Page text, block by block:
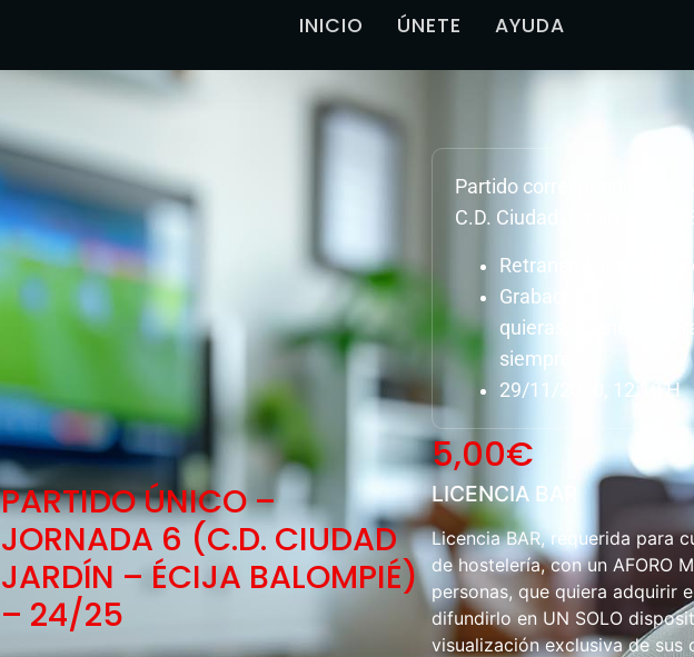
INICIO ÚNETE AYUDA
PARTIDO ÚNICO –
JORNADA 6 (C.D. CIUDAD
JARDÍN – ÉCIJA BALOMPIÉ)
– 24/25
Partido correspondiente a:
C.D. Ciudad Jardín – Écija
Retransmisión en
Grabación del partido
quieras, cuando
siempre.
29/11/2020, 12:10 H
5,00€
LICENCIA BAR
Licencia BAR, requerida para
de hostelería, con un AFORO
personas, que quiera adquirir
difundirlo en UN SOLO
visualización exclusiva de sus